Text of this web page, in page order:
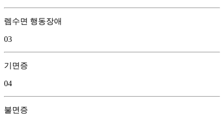
렘수면 행동장애
03
기면증
04
불면증